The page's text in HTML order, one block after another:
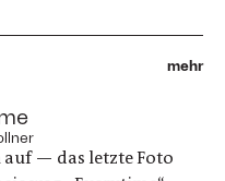
mehr
auf — das letzte Foto